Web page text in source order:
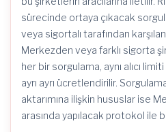
sürecinde ortaya çıkacak
veya sigortalı tarafından
Merkezden veya farklı sigorta
her bir sorgulama, aynı alıcı
ayrı ayrı ücretlendirilir.
aktarımına ilişkin hususlar ise
arasında yapılacak protokol ile